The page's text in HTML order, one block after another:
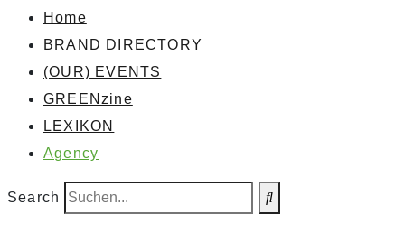
Home
BRAND DIRECTORY
(OUR) EVENTS
GREENzine
LEXIKON
Agency
Search